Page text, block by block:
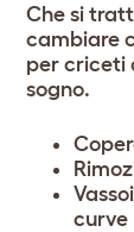
Che si
cambiare
per criceti
sogno.
curve